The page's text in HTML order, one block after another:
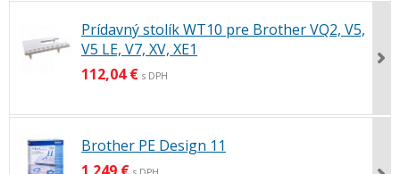
Prídavný stolík WT10 pre Brother VQ2, V5,
V5 LE, V7, XV, XE1
112,04 € s DPH
Brother PE Design 11